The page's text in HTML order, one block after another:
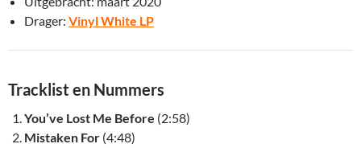
Drager: Vinyl White LP
Tracklist en Nummers
You’ve Lost Me Before (2:58)
Mistaken For (4:48)